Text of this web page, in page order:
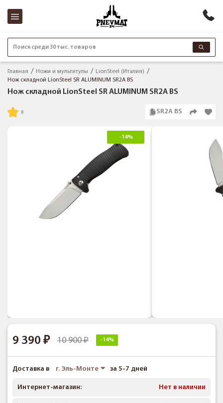
Поиск среди 30 тыс. товаров
Главная Ножи и мультитулы
LionSteel (Италия)
Нож складной LionSteel SR ALUMINUM SR2A BS
Нож складной LionSteel SR ALUMINUM SR2A BS
SR2A BS
-14%
9 390 10 900 -14%
Доставка в г. Эль-Монте за 5-7 дней
Интернет-магазин: Нет в наличии